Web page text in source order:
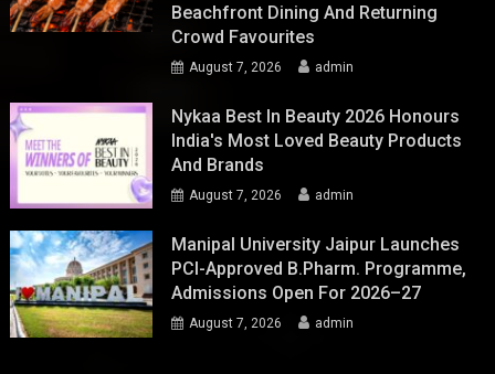
Beachfront Dining And Returning
Crowd Favourites
August 7, 2026 admin
Nykaa Best In Beauty 2026 Honours
India's Most Loved Beauty Products
And Brands
August 7, 2026 admin
Manipal University Jaipur Launches
PCI-Approved B.Pharm. Programme,
Admissions Open For 2026–27
August 7, 2026 admin